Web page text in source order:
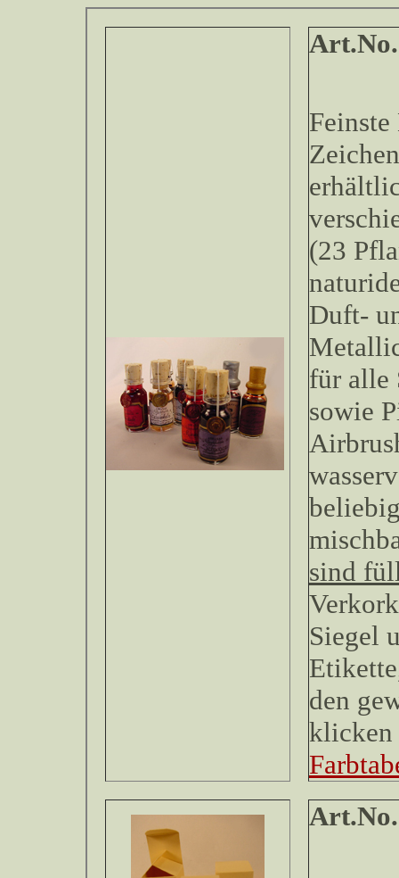
(23
Duft-
für alle
sowie
sind
Siegel
den
klicken